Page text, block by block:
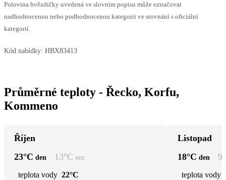
Polovina hvězdičky uvedená ve slovním popisu může označovat
nadhodnocenou nebo podhodnocenou kategorii ve srovnání s oficiální
kategorií.
Kód nabídky: HBX83413
Průměrné teploty - Řecko, Korfu,
Kommeno
Říjen
23°C den 13°C noc
teplota vody 22°C
Listopad
18°C den 9
teplota vody